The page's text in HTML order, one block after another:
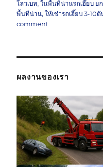
โลวเบท,ในพื้นที่น่านรถเฮี๊ยบ ย
พื้นที่น่าน,ให้เช่ารถเฮี๊ยบ 3-10
commenton
รถ
น่าน
0802220366
บริการ
ขน
ย้าย
รถ
เสีย
ผลงานของเรา